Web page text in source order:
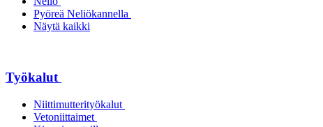
Pyöreä Neliökannella
Näytä kaikki
Työkalut
Niittimutterityökalut
Vetoniittaimet